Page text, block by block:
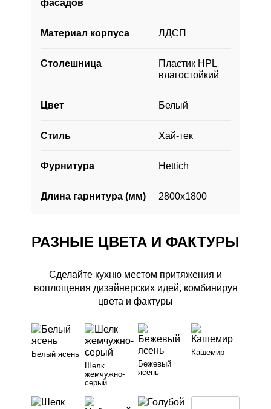
машина. По периметру кухни проложен
мусора под гарнитур.
фасадов
Материал корпуса ЛДСП
Столешница
Пластик HPL
влагостойкий
Цвет Белый
Стиль Хай-тек
Фурнитура Hettich
Длина гарнитура (мм) 2800х1800
РАЗНЫЕ ЦВЕТА И ФАКТУРЫ
Сделайте кухню местом притяжения и
воплощения дизайнерских идей, комбинируя
цвета и фактуры
Белый ясень
Шелк
жемчужно-
серый
Бежевый
ясень
Кашемир